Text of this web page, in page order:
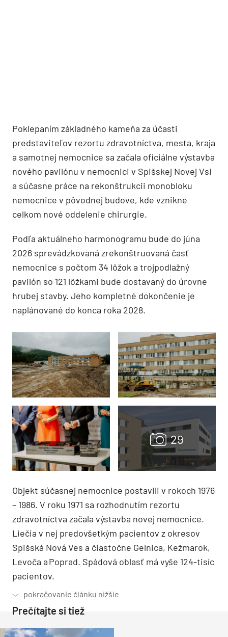
Poklepaním základného kameňa za účasti
predstaviteľov rezortu zdravotníctva, mesta, kraja
a samotnej nemocnice sa začala oficiálne výstavba
nového pavilónu v nemocnici v Spišskej Novej Vsi
a súčasne práce na rekonštrukcii monobloku
nemocnice v pôvodnej budove, kde vznikne
celkom nové oddelenie chirurgie.
Podľa aktuálneho harmonogramu bude do júna
2026 sprevádzkovaná zrekonštruovaná časť
nemocnice s počtom 34 lôžok a trojpodlažný
pavilón so 121 lôžkami bude dostavaný do úrovne
hrubej stavby. Jeho kompletné dokončenie je
naplánované do konca roka 2028.
Objekt súčasnej nemocnice postavili v rokoch 1976
– 1986. V roku 1971 sa rozhodnutím rezortu
zdravotníctva začala výstavba novej nemocnice.
Liečia v nej predovšetkým pacientov z okresov
Spišská Nová Ves a čiastočne Gelnica, Kežmarok,
Levoča a Poprad. Spádová oblasť má vyše 124-tisíc
pacientov.
Prečítajte si tiež